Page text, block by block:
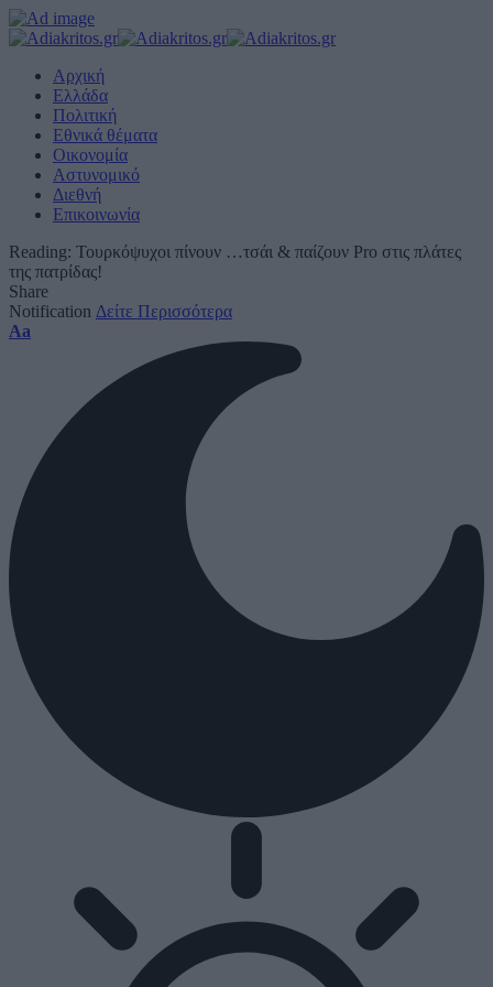
Αρχική
Ελλάδα
Πολιτική
Εθνικά θέματα
Οικονομία
Αστυνομικό
Διεθνή
Επικοινωνία
Reading: Τουρκόψυχοι πίνουν …τσάι & παίζουν Pro στις πλάτες
της πατρίδας!
Share
Notification Δείτε Περισσότερα
Font
Aa